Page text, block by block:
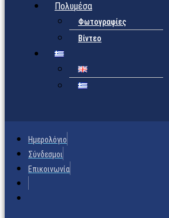
Πολυμέσα
Φωτογραφίες
Βίντεο
Ημερολόγιο
Σύνδεσμοι
Επικοινωνία